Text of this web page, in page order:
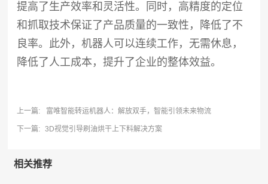
提高了生产效率和灵活性。同时，高精度的定位
和抓取技术保证了产品质量的一致性，降低了不
良率。此外，机器人可以连续工作，无需休息，
降低了人工成本，提升了企业的整体效益。
上一篇: 富唯智能转运机器人：解放双手，智能引领未来物流
下一篇: 3D视觉引导刷油烘干上下料解决方案
相关推荐